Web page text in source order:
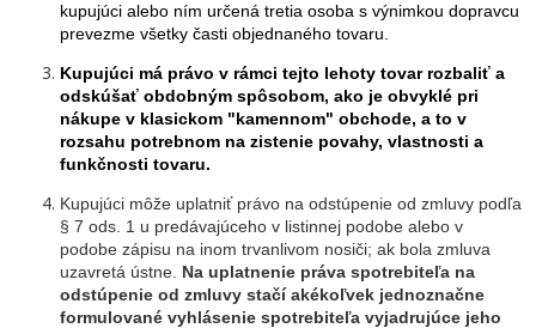
kupujúci alebo ním určená tretia osoba s výnimkou dopravcu
prevezme všetky časti objednaného tovaru.
Kupujúci má právo v rámci tejto lehoty tovar rozbaliť a
odskúšať obdobným spôsobom, ako je obvyklé pri
nákupe v klasickom "kamennom" obchode, a to v
rozsahu potrebnom na zistenie povahy, vlastnosti a
funkčnosti tovaru.
Kupujúci môže uplatniť právo na odstúpenie od zmluvy podľa
§ 7 ods. 1 u predávajúceho v listinnej podobe alebo v
podobe zápisu na inom trvanlivom nosiči; ak bola zmluva
uzavretá ústne. Na uplatnenie práva spotrebiteľa na
odstúpenie od zmluvy stačí akékoľvek jednoznačne
formulované vyhlásenie spotrebiteľa vyjadrujúce jeho